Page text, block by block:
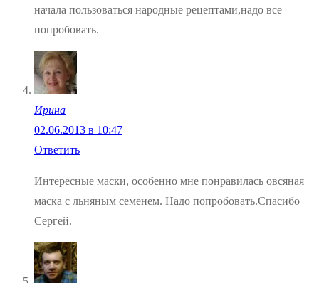
начала пользоваться народные рецептами,надо все
попробовать.
Ирина
02.06.2013 в 10:47
Ответить
Интересные маски, особенно мне понравилась овсяная
маска с льняным семенем. Надо попробовать.Спасибо
Сергей.